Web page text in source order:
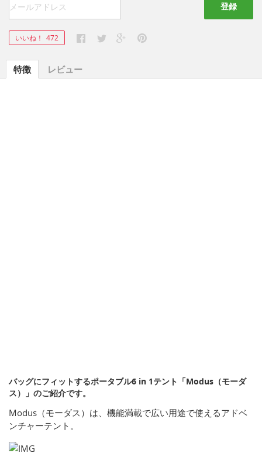
登録
いいね！ 472
特徴 レビュー
バッグにフィットするポータブル6 in 1テント「Modus（モーダ
ス）」のご紹介です。
Modus（モーダス）は、機能満載で広い用途で使えるアドベ
ンチャーテント。